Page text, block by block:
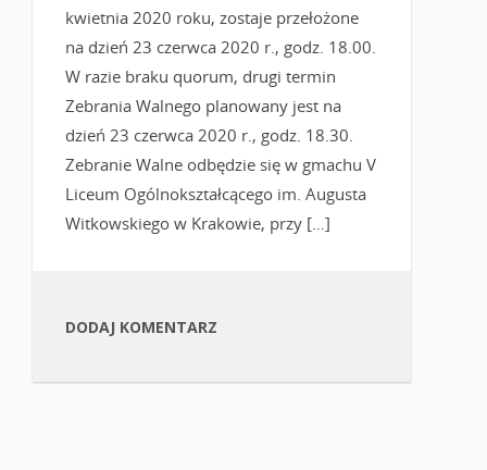
kwietnia 2020 roku, zostaje przełożone
na dzień 23 czerwca 2020 r., godz. 18.00.
W razie braku quorum, drugi termin
Zebrania Walnego planowany jest na
dzień 23 czerwca 2020 r., godz. 18.30.
Zebranie Walne odbędzie się w gmachu V
Liceum Ogólnokształcącego im. Augusta
Witkowskiego w Krakowie, przy […]
DODAJ KOMENTARZ